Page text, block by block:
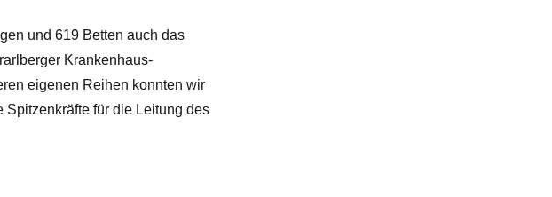
und 619 Betten auch das
Krankenhaus-
eigenen Reihen konnten wir
für die Leitung des